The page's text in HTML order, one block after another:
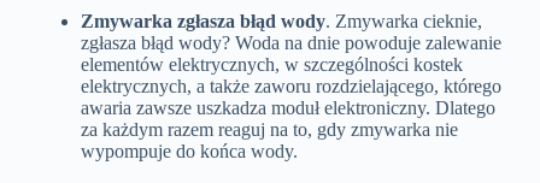
Zmywarka zgłasza błąd wody. Zmywarka cieknie,
zgłasza błąd wody? Woda na dnie powoduje zalewanie
elementów elektrycznych, w szczególności kostek
elektrycznych, a także zaworu rozdzielającego, którego
awaria zawsze uszkadza moduł elektroniczny. Dlatego
za każdym razem reaguj na to, gdy zmywarka nie
wypompuje do końca wody.